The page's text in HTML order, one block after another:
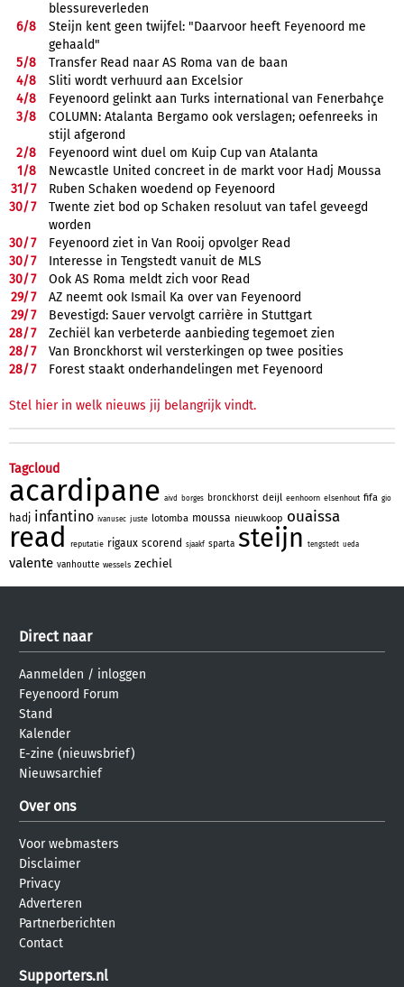
blessureverleden
6/8
Steijn kent geen twijfel: "Daarvoor heeft Feyenoord me
gehaald"
5/8
Transfer Read naar AS Roma van de baan
4/8
Sliti wordt verhuurd aan Excelsior
4/8
Feyenoord gelinkt aan Turks international van Fenerbahçe
3/8
COLUMN: Atalanta Bergamo ook verslagen; oefenreeks in
stijl afgerond
2/8
Feyenoord wint duel om Kuip Cup van Atalanta
1/8
Newcastle United concreet in de markt voor Hadj Moussa
31/7
Ruben Schaken woedend op Feyenoord
30/7
Twente ziet bod op Schaken resoluut van tafel geveegd
worden
30/7
Feyenoord ziet in Van Rooij opvolger Read
30/7
Interesse in Tengstedt vanuit de MLS
30/7
Ook AS Roma meldt zich voor Read
29/7
AZ neemt ook Ismail Ka over van Feyenoord
29/7
Bevestigd: Sauer vervolgt carrière in Stuttgart
28/7
Zechiël kan verbeterde aanbieding tegemoet zien
28/7
Van Bronckhorst wil versterkingen op twee posities
28/7 Forest staakt onderhandelingen met Feyenoord
Stel hier in welk nieuws jij belangrijk vindt.
Tagcloud
acardipane aivd borges bronckhorst deijl eenhoorn elsenhout fifa gio
hadj infantino ivanusec juste lotomba moussa nieuwkoop ouaissa
read reputatie rigaux scorend sjaakf sparta steijn tengstedt ueda
valente vanhoutte wessels zechiel
Direct naar
Aanmelden / inloggen
Feyenoord Forum
Stand
Kalender
E-zine (nieuwsbrief)
Nieuwsarchief
Over ons
Voor webmasters
Disclaimer
Privacy
Adverteren
Partnerberichten
Contact
Supporters.nl